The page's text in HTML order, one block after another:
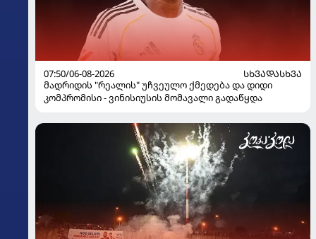
07:50/06-08-2026
ᲡᲮᲕᲐᲓᲐᲡᲮᲕᲐ
მადრიდის "რეალის" უჩვეულო ქმედება და დიდი
კომპრომისი - ვინისიუსის მომავალი გადაწყდა